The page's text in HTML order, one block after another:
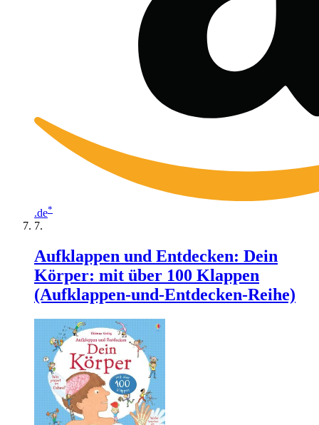
.de*
Aufklappen und Entdecken: Dein
Körper: mit über 100 Klappen
(Aufklappen-und-Entdecken-Reihe)